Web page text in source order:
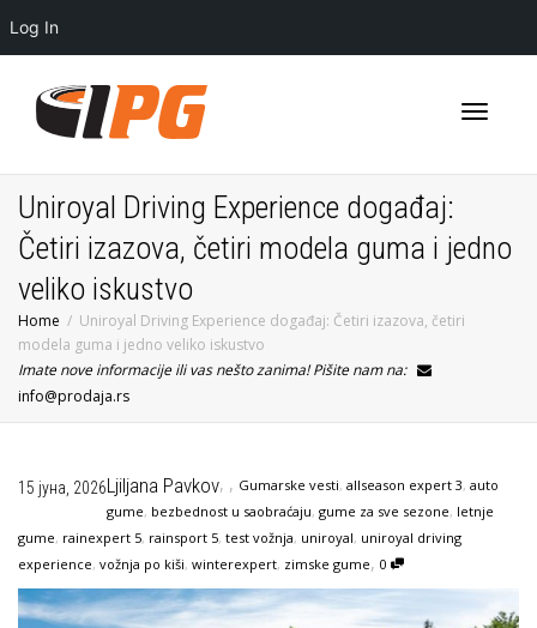
Log In
Uniroyal Driving Experience događaj:
Četiri izazova, četiri modela guma i jedno
veliko iskustvo
Home
Uniroyal Driving Experience događaj: Četiri izazova, četiri
modela guma i jedno veliko iskustvo
Imate nove informacije ili vas nešto zanima! Pišite nam na:
info@prodaja.rs
Ljiljana Pavkov,
15 јуна, 2026 , Gumarske vesti, allseason expert 3, auto
gume, bezbednost u saobraćaju, gume za sve sezone, letnje
gume, rainexpert 5, rainsport 5, test vožnja, uniroyal, uniroyal driving
experience, vožnja po kiši, winterexpert, zimske gume, 0